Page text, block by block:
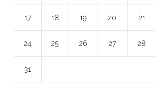
17 18 19 20 21
24 25 26 27 28
31